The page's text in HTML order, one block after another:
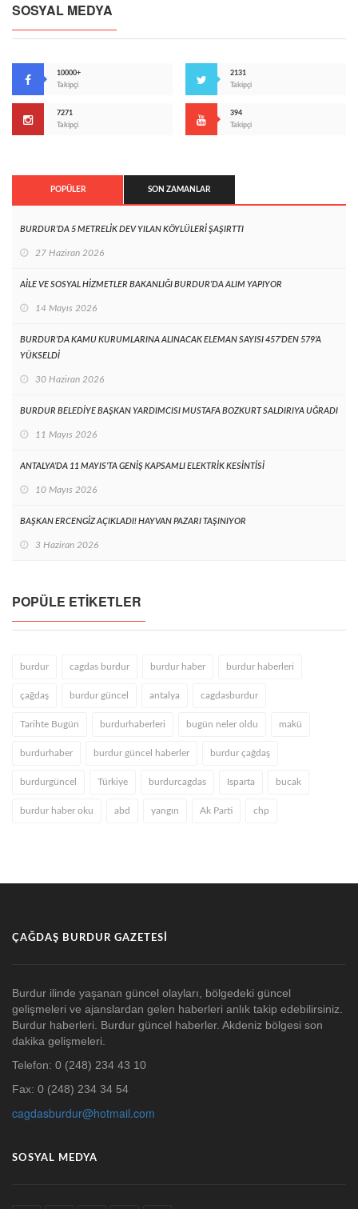
SOSYAL MEDYA
10000+
Takipçi
2131
Takipçi
7271
Takipçi
394
Takipçi
POPÜLER SON ZAMANLAR
BURDUR’DA 5 METRELİK DEV YILAN KÖYLÜLERİ ŞAŞIRTTI
27 Haziran 2026
AİLE VE SOSYAL HİZMETLER BAKANLIĞI BURDUR’DA ALIM YAPIYOR
14 Mayıs 2026
BURDUR’DA KAMU KURUMLARINA ALINACAK ELEMAN SAYISI 457’DEN 579’A
YÜKSELDİ
30 Haziran 2026
BURDUR BELEDİYE BAŞKAN YARDIMCISI MUSTAFA BOZKURT SALDIRIYA UĞRADI
11 Mayıs 2026
ANTALYA’DA 11 MAYIS’TA GENİŞ KAPSAMLI ELEKTRİK KESİNTİSİ
10 Mayıs 2026
BAŞKAN ERCENGİZ AÇIKLADI! HAYVAN PAZARI TAŞINIYOR
3 Haziran 2026
POPÜLE ETIKETLER
burdur cagdas burdur burdur haber burdur haberleri
çağdaş burdur güncel antalya cagdasburdur
Tarihte Bugün burdurhaberleri bugün neler oldu makü
burdurhaber burdur güncel haberler burdur çağdaş
burdurgüncel Türkiye burdurcagdas Isparta bucak
burdur haber oku abd yangın Ak Parti chp
ÇAĞDAŞ BURDUR GAZETESI
Burdur ilinde yaşanan güncel olayları, bölgedeki güncel
gelişmeleri ve ajanslardan gelen haberleri anlık takip edebilirsiniz.
Burdur haberleri. Burdur güncel haberler. Akdeniz bölgesi son
dakika gelişmeleri.
Telefon: 0 (248) 234 43 10
Fax: 0 (248) 234 34 54
cagdasburdur@hotmail.com
SOSYAL MEDYA